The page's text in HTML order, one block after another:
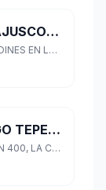
ATM en CARRETERA PICACHO AJUSCO KM 55
CARRETERA PICACHO AJUSCO KM 55, JARDINES EN LA MONTANA, Tlalpan, Ciudad de México
ATM en CARRETERA A SANTIAGO TEPELCATLALPAN 400
CARRETERA A SANTIAGO TEPELCATLALPAN 400, LA CONCHA, Xochimilco, Ciudad de México